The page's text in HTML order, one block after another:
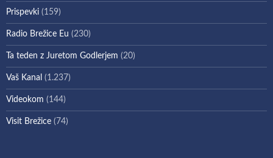
Prispevki (159)
Radio Brežice Eu (230)
Ta teden z Juretom Godlerjem (20)
Vaš Kanal (1.237)
Videokom (144)
Visit Brežice (74)